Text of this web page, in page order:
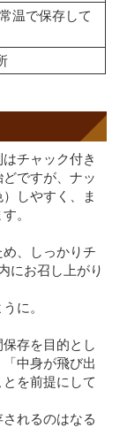
温で保存して
チャック付き
ですが、ナッ
しやすく、ま
。
、しっかりチ
にお召し上がり
に。
存を目的とし
中身が飛び出
を前提にして
れるのはなる